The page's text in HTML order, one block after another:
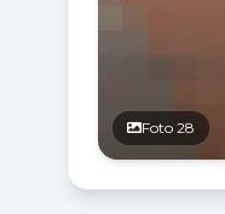
Foto 28